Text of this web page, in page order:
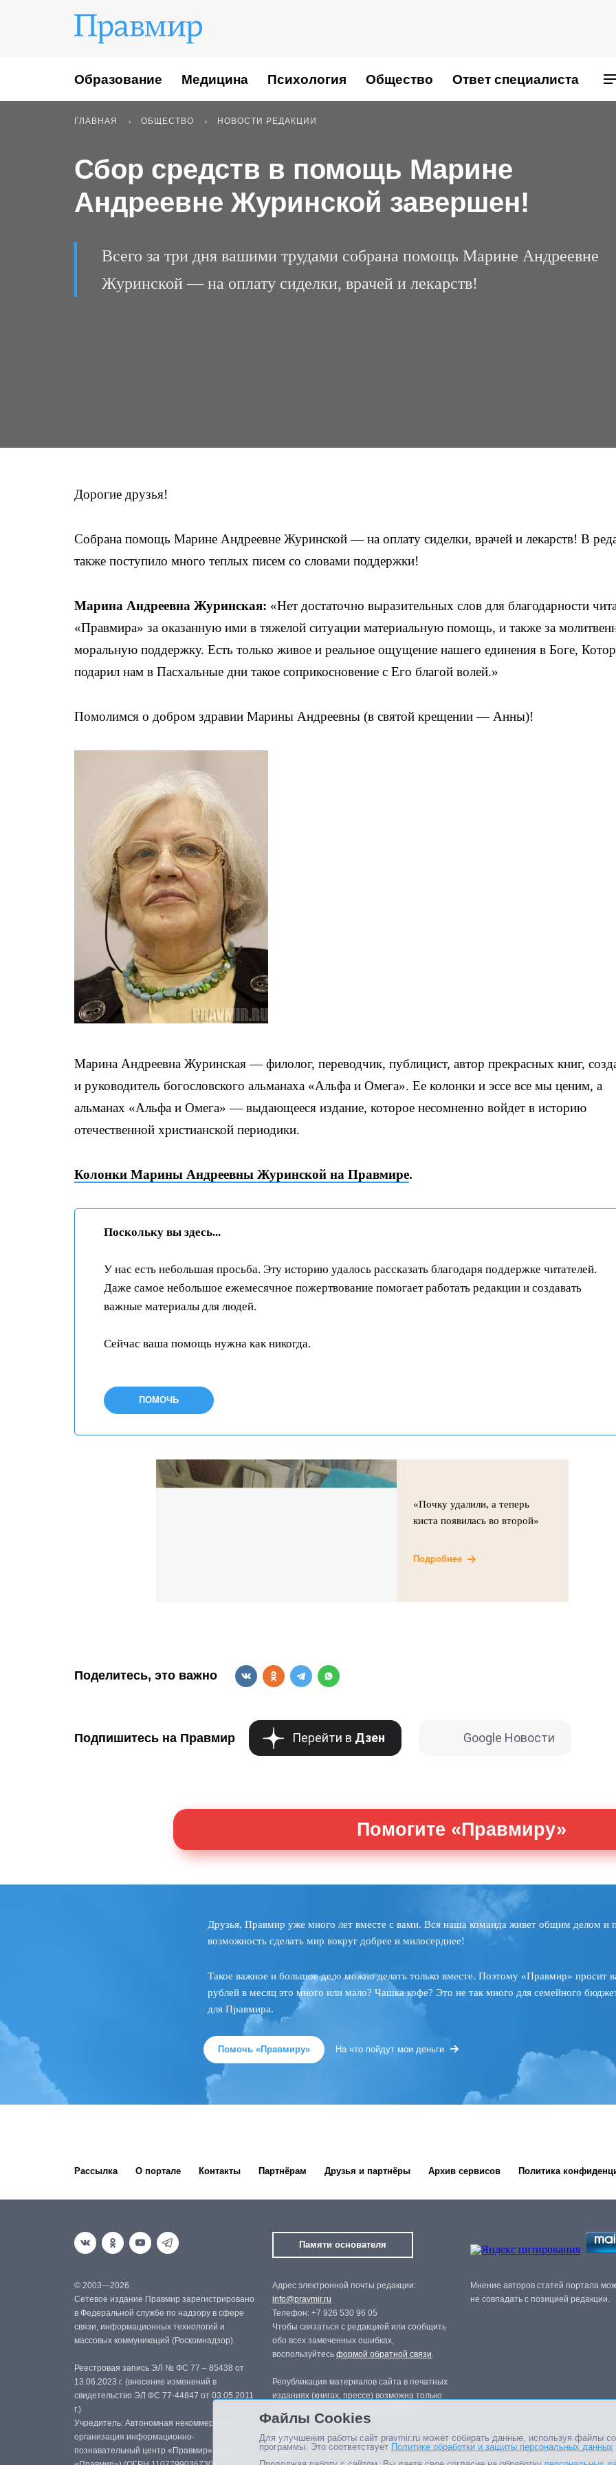
Образование Медицина Психология Общество Ответ специалиста
ГЛАВНАЯ ОБЩЕСТВО НОВОСТИ РЕДАКЦИИ
Сбор средств в помощь Марине
Андреевне Журинской завершен!
Всего за три дня вашими трудами собрана помощь Марине Андреевне
Журинской — на оплату сиделки, врачей и лекарств!
Дорогие друзья!
Собрана помощь Марине Андреевне Журинской — на оплату сиделки, врачей и лекарств! В
также поступило много теплых писем со словами поддержки!
Марина Андреевна Журинская: «Нет достаточно выразительных слов для благодарности
«Правмира» за оказанную ими в тяжелой ситуации материальную помощь, и также за
моральную поддержку. Есть только живое и реальное ощущение нашего единения в Боге,
подарил нам в Пасхальные дни такое соприкосновение с Его благой волей.»
Помолимся о добром здравии Марины Андреевны (в святой крещении — Анны)!
Марина Андреевна Журинская — филолог, переводчик, публицист, автор прекрасных книг,
и руководитель богословского альманаха «Альфа и Омега». Ее колонки и эссе все мы ценим, а
альманах «Альфа и Омега» — выдающееся издание, которое несомненно войдет в историю
отечественной христианской периодики.
Колонки Марины Андреевны Журинской на Правмире.
Поскольку вы здесь...
У нас есть небольшая просьба. Эту историю удалось рассказать благодаря поддержке читателей.
Даже самое небольшое ежемесячное пожертвование помогает работать редакции и создавать
важные материалы для людей.
Сейчас ваша помощь нужна как никогда.
ПОМОЧЬ
«Почку удалили, а теперь
киста появилась во второй»
Подробнее
Поделитесь, это важно
Подпишитесь на Правмир Перейти в Дзен Google Новости
Помогите «Правмиру»
Друзья, Правмир уже много лет вместе с вами. Вся наша команда живет общим делом и
возможность сделать мир вокруг добрее и милосерднее!
Такое важное и большое дело можно делать только вместе. Поэтому «Правмир» просит
рублей в месяц это много или мало? Чашка кофе? Это не так много для семейного
для Правмира.
Помочь «Правмиру» На что пойдут мои деньги
Рассылка О портале Контакты Партнёрам Друзья и партнёры Архив сервисов Политика
Памяти основателя
© 2003—2026.
Сетевое издание Правмир зарегистрировано
в Федеральной службе по надзору в сфере
связи, информационных технологий и
массовых коммуникаций (Роскомнадзор).
Реестровая запись ЭЛ № ФС 77 – 85438 от
13.06.2023 г. (внесение изменений в
свидетельство ЭЛ ФС 77-44847 от 03.05.2011
г.)
Учредитель: Автономная некоммерческая
организация информационно-
познавательный центр «Правмир» (АНО
Адрес электронной почты редакции:
info@pravmir.ru
Телефон: +7 926 530 96 05
Чтобы связаться с редакцией или сообщить
обо всех замеченных ошибках,
воспользуйтесь формой обратной связи
Републикация материалов сайта в печатных
изданиях (книгах, прессе) возможна только
Мнение авторов статей портала
не совпадать с позицией редакции.
Файлы Cookies
Для улучшения работы сайт pravmir.ru может собирать данные, используя файлы
программы. Это соответствует Политике обработки и защиты персональных данных